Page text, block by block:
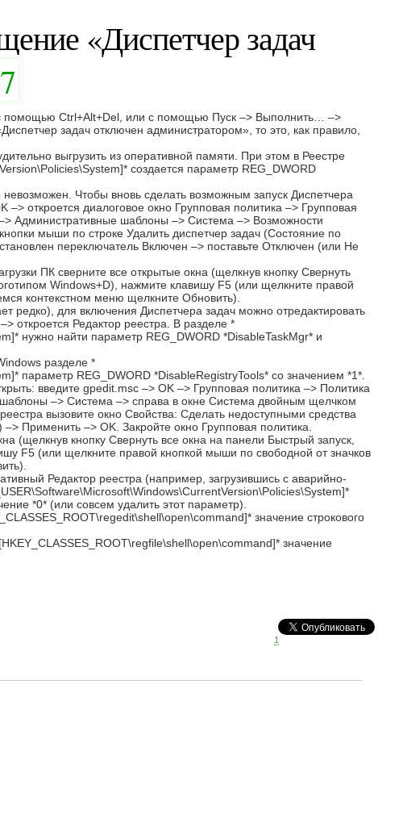
«Диспетчер задач
помощью Ctrl+Alt+Del, или с помощью Пуск –> Выполнить… –>
задач отключен администратором», то это, как правило,
выгрузить из оперативной памяти. При этом в Реестре
создается параметр REG_DWORD
Чтобы вновь сделать возможным запуск Диспетчера
откроется диалоговое окно Групповая политика –> Групповая
Административные шаблоны –> Система –> Возможности
мыши по строке Удалить диспетчер задач (Состояние по
переключатель Включен –> поставьте Отключен (или Не
ПК сверните все открытые окна (щелкнув кнопку Свернуть
Windows+D), нажмите клавишу F5 (или щелкните правой
контекстном меню щелкните Обновить).
редко), для включения Диспетчера задач можно отредактировать
откроется Редактор реестра. В разделе *
нужно найти параметр REG_DWORD *DisableTaskMgr* и
разделе *
параметр REG_DWORD *DisableRegistryTools* со значением *1*.
введите gpedit.msc –> OK –> Групповая политика –> Политика
–> Система –> справа в окне Система двойным щелчком
вызовите окно Свойства: Сделать недоступными средства
Применить –> OK. Закройте окно Групповая политика.
(щелкнув кнопку Свернуть все окна на панели Быстрый запуск,
F5 (или щелкните правой кнопкой мыши по свободной от значков
Редактор реестра (например, загрузившись с аварийно-
*0* (или совсем удалить этот параметр).
значение строкового
значение
1